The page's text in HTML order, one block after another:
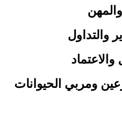
والتداول
ومربي الحيوانات